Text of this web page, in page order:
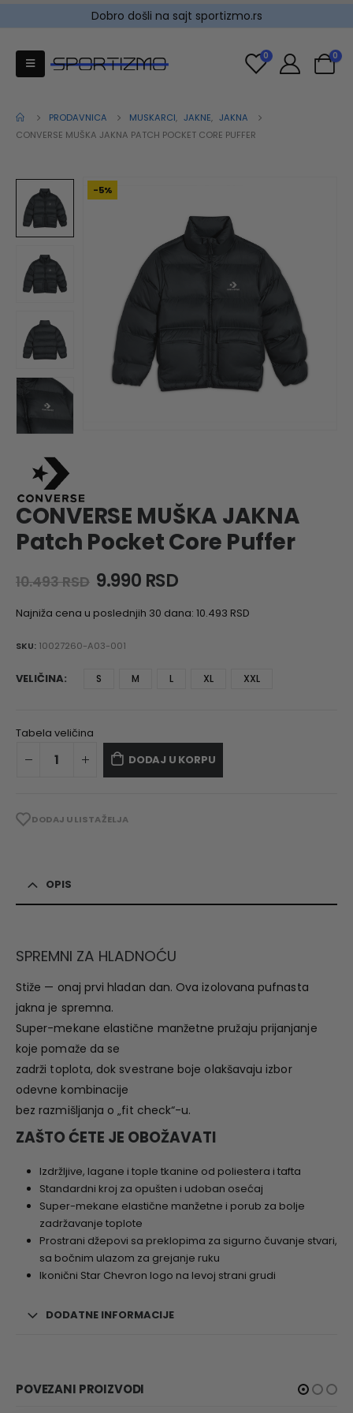
Dobro došli na sajt sportizmo.rs
0 0
PRODAVNICA MUSKARCI, JAKNE, JAKNA
CONVERSE MUŠKA JAKNA PATCH POCKET CORE PUFFER
-5%
CONVERSE MUŠKA JAKNA
Patch Pocket Core Puffer
10.493RSD Original
was:
9.990 RSDCurrent
is:
Najniža cena u poslednjih 30 dana: 10.493 RSD
SKU: 10027260-A03-001
VELIČINA S M L XL XXL
Tabela veličina
DODAJ U KORPU
DODAJ U LISTA ŽELJA
OPIS
SPREMNI ZA HLADNOĆU
Stiže — onaj prvi hladan dan. Ova izolovana pufnasta
jakna je spremna.
Super-mekane elastične manžetne pružaju prijanjanje
koje pomaže da se
zadrži toplota, dok svestrane boje olakšavaju izbor
odevne kombinacije
bez razmišljanja o „fit check“-u.
ZAŠTO ĆETE JE OBOŽAVATI
Izdržljive, lagane i tople tkanine od poliestera i tafta
Standardni kroj za opušten i udoban osećaj
Super-mekane elastične manžetne i porub za bolje
zadržavanje toplote
Prostrani džepovi sa preklopima za sigurno čuvanje stvari,
sa bočnim ulazom za grejanje ruku
Ikonični Star Chevron logo na levoj strani grudi
DODATNE INFORMACIJE
POVEZANI PROIZVODI